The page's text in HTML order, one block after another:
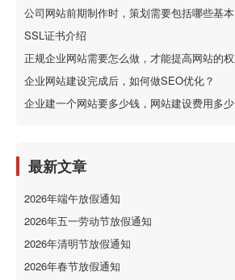
公司网站前期制作时，策划需要包括哪些基本
SSL证书介绍
正规企业网站需要怎么做，才能提高网站的权
企业网站建设完成后，如何做SEO优化？
企业建一个网站要多少钱，网站建设费用多少
最新文章
2026年端午放假通知
2026年五一劳动节放假通知
2026年清明节放假通知
2026年春节放假通知